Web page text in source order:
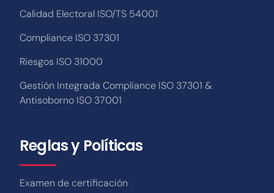
Calidad Electoral ISO/TS 54001
Compliance ISO 37301
Riesgos ISO 31000
Gestión Integrada Compliance ISO 37301 &
Antisoborno ISO 37001
Reglas y Políticas
Examen de certificación